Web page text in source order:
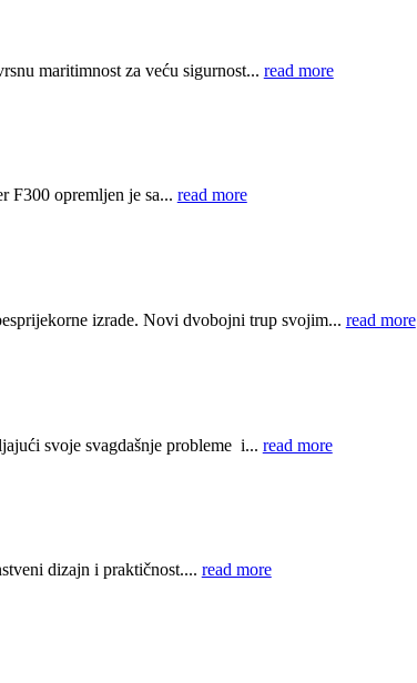
maritimnost za veću sigurnost... read more
F300 opremljen je sa... read more
izrade. Novi dvobojni trup svojim... read more
svoje svagdašnje probleme i... read more
dizajn i praktičnost.... read more